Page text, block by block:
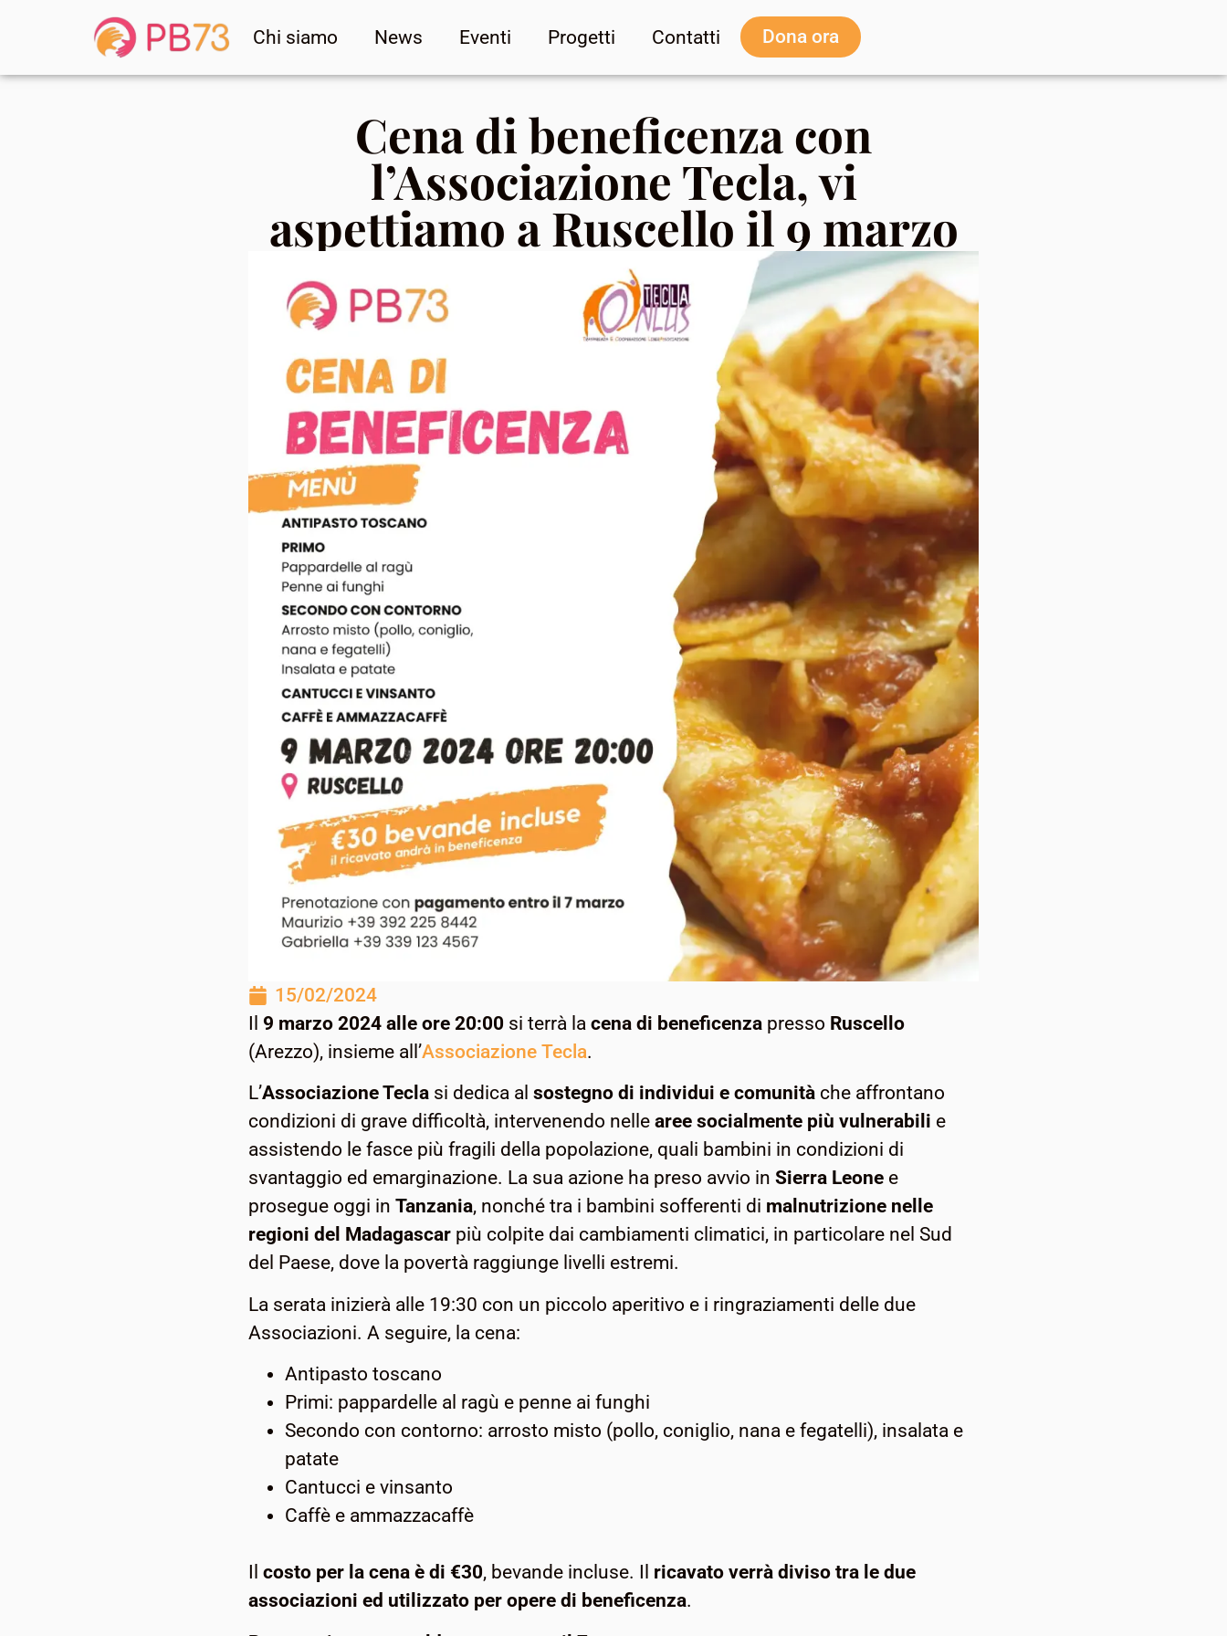
Chi siamo News Eventi Progetti Contatti Dona ora
Cena di beneficenza con
l’Associazione Tecla, vi
aspettiamo a Ruscello il 9 marzo
15/02/2024
Il 9 marzo 2024 alle ore 20:00 si terrà la cena di beneficenza presso Ruscello
(Arezzo), insieme all’Associazione Tecla.
L’Associazione Tecla si dedica al sostegno di individui e comunità che affrontano
condizioni di grave difficoltà, intervenendo nelle aree socialmente più vulnerabili e
assistendo le fasce più fragili della popolazione, quali bambini in condizioni di
svantaggio ed emarginazione. La sua azione ha preso avvio in Sierra Leone e
prosegue oggi in Tanzania, nonché tra i bambini sofferenti di malnutrizione nelle
regioni del Madagascar più colpite dai cambiamenti climatici, in particolare nel Sud
del Paese, dove la povertà raggiunge livelli estremi.
La serata inizierà alle 19:30 con un piccolo aperitivo e i ringraziamenti delle due
Associazioni. A seguire, la cena:
Antipasto toscano
Primi: pappardelle al ragù e penne ai funghi
Secondo con contorno: arrosto misto (pollo, coniglio, nana e fegatelli), insalata e
patate
Cantucci e vinsanto
Caffè e ammazzacaffè
Il costo per la cena è di €30, bevande incluse. Il ricavato verrà diviso tra le due
associazioni ed utilizzato per opere di beneficenza.